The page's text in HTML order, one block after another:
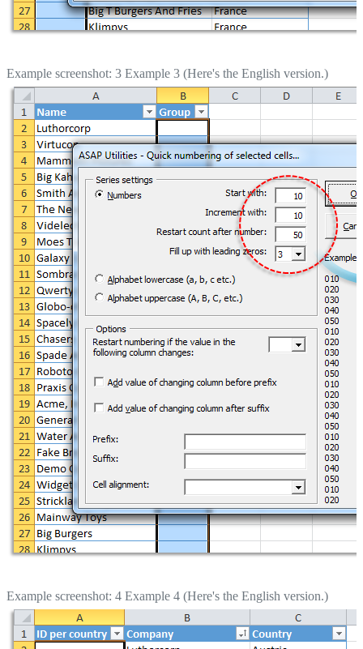
Example screenshot: 3 Example 3 (Here's the English version.)
Example screenshot: 4 Example 4 (Here's the English version.)